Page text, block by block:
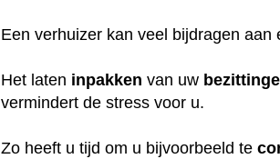
Een verhuizer kan veel bijdragen aan
Het laten inpakken van uw
vermindert de stress voor u.
Zo heeft u tijd om u bijvoorbeeld te